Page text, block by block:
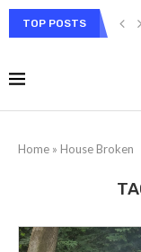
TOP POSTS
Home » House Broken